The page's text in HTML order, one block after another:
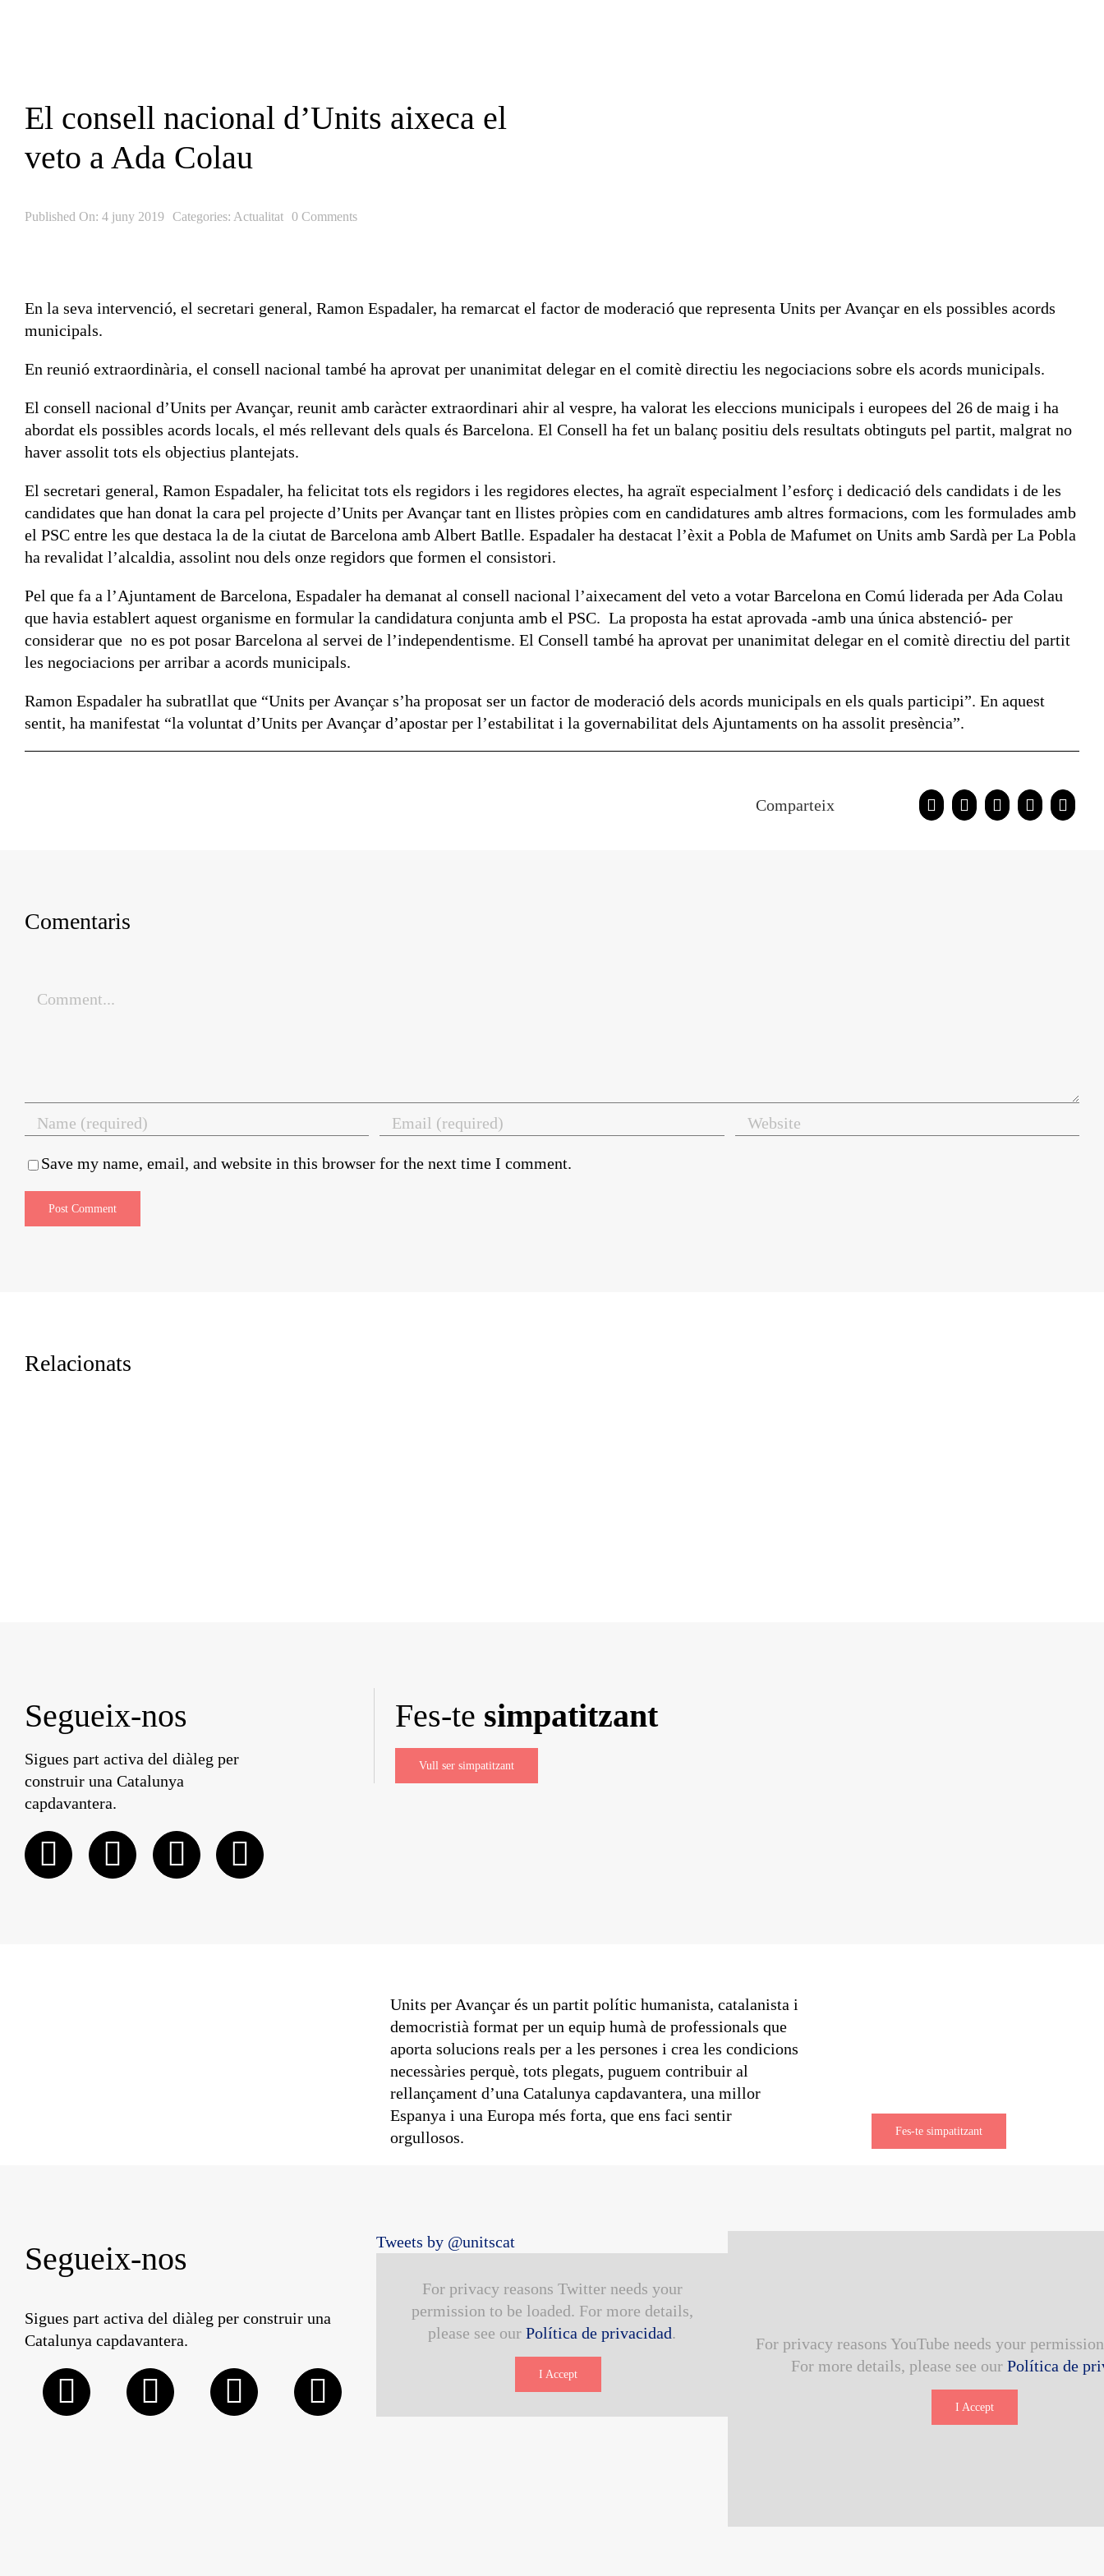
El consell nacional d’Units aixeca el
veto a Ada Colau
Published On: 4 juny 2019 Categories: Actualitat 0 Comments
En la seva intervenció, el secretari general, Ramon Espadaler, ha remarcat el factor de moderació que representa Units per Avançar en els possibles acords
municipals.
En reunió extraordinària, el consell nacional també ha aprovat per unanimitat delegar en el comitè directiu les negociacions sobre els acords municipals.
El consell nacional d’Units per Avançar, reunit amb caràcter extraordinari ahir al vespre, ha valorat les eleccions municipals i europees del 26 de maig i ha
abordat els possibles acords locals, el més rellevant dels quals és Barcelona. El Consell ha fet un balanç positiu dels resultats obtinguts pel partit, malgrat no
haver assolit tots els objectius plantejats.
El secretari general, Ramon Espadaler, ha felicitat tots els regidors i les regidores electes, ha agraït especialment l’esforç i dedicació dels candidats i de les
candidates que han donat la cara pel projecte d’Units per Avançar tant en llistes pròpies com en candidatures amb altres formacions, com les formulades amb
el PSC entre les que destaca la de la ciutat de Barcelona amb Albert Batlle. Espadaler ha destacat l’èxit a Pobla de Mafumet on Units amb Sardà per La Pobla
ha revalidat l’alcaldia, assolint nou dels onze regidors que formen el consistori.
Pel que fa a l’Ajuntament de Barcelona, Espadaler ha demanat al consell nacional l’aixecament del veto a votar Barcelona en Comú liderada per Ada Colau
que havia establert aquest organisme en formular la candidatura conjunta amb el PSC. La proposta ha estat aprovada -amb una única abstenció- per
considerar que no es pot posar Barcelona al servei de l’independentisme. El Consell també ha aprovat per unanimitat delegar en el comitè directiu del partit
les negociacions per arribar a acords municipals.
Ramon Espadaler ha subratllat que “Units per Avançar s’ha proposat ser un factor de moderació dels acords municipals en els quals participi”. En aquest
sentit, ha manifestat “la voluntat d’Units per Avançar d’apostar per l’estabilitat i la governabilitat dels Ajuntaments on ha assolit presència”.
Comparteix
Comentaris
Comment
Save my name, email, and website in this browser for the next time I comment.
Relacionats
Segueix-nos
Sigues part activa del diàleg per
construir una Catalunya
capdavantera.
Fes-te simpatitzant
Vull ser simpatitzant
Units per Avançar és un partit polític humanista, catalanista i
democristià format per un equip humà de professionals que
aporta solucions reals per a les persones i crea les condicions
necessàries perquè, tots plegats, puguem contribuir al
rellançament d’una Catalunya capdavantera, una millor
Espanya i una Europa més forta, que ens faci sentir
orgullosos.
Fes-te simpatitzant
Segueix-nos
Sigues part activa del diàleg per construir una
Catalunya capdavantera.
Tweets by @unitscat
For privacy reasons Twitter needs your
permission to be loaded. For more details,
please see our Política de privacidad.
I Accept
For privacy reasons YouTube needs your
For more details, please see our Política de
I Accept